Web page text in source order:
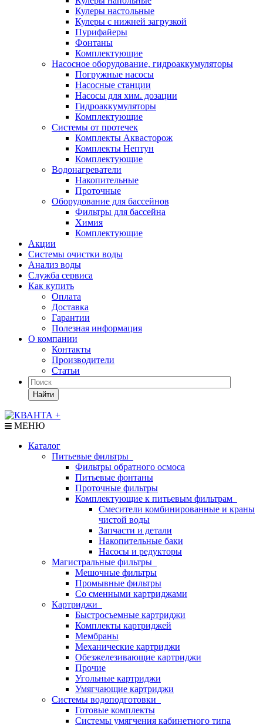
Кулеры настольные
Кулеры с нижней загрузкой
Пурифайеры
Фонтаны
Комплектующие
Насосное оборудование, гидроаккумуляторы
Погружные насосы
Насосные станции
Насосы для хим. дозации
Гидроаккумуляторы
Комплектующие
Системы от протечек
Комплекты Аквасторож
Комплекты Нептун
Комплектующие
Водонагреватели
Накопительные
Проточные
Оборудование для бассейнов
Фильтры для бассейна
Химия
Комплектующие
Акции
Системы очистки воды
Анализ воды
Служба сервиса
Как купить
Оплата
Доставка
Гарантии
Полезная информация
О компании
Контакты
Производители
Статьи
Найти
МЕНЮ
Каталог
Питьевые фильтры
Фильтры обратного осмоса
Питьевые фонтаны
Проточные фильтры
Комплектующие к питьевым фильтрам
Смесители комбинированные и краны
чистой воды
Запчасти и детали
Накопительные баки
Насосы и редукторы
Магистральные фильтры
Мешочные фильтры
Промывные фильтры
Со сменными картриджами
Картриджи
Быстросъемные картриджи
Комплекты картриджей
Мембраны
Механические картриджи
Обезжелезивающие картриджи
Прочие
Угольные картриджи
Умягчающие картриджи
Системы водоподготовки
Готовые комплекты
Системы умягчения кабинетного типа